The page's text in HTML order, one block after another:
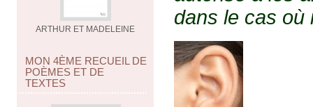
ARTHUR ET MADELEINE
MON 4ÈME RECUEIL DE
POÈMES ET DE
TEXTES
dans le cas où